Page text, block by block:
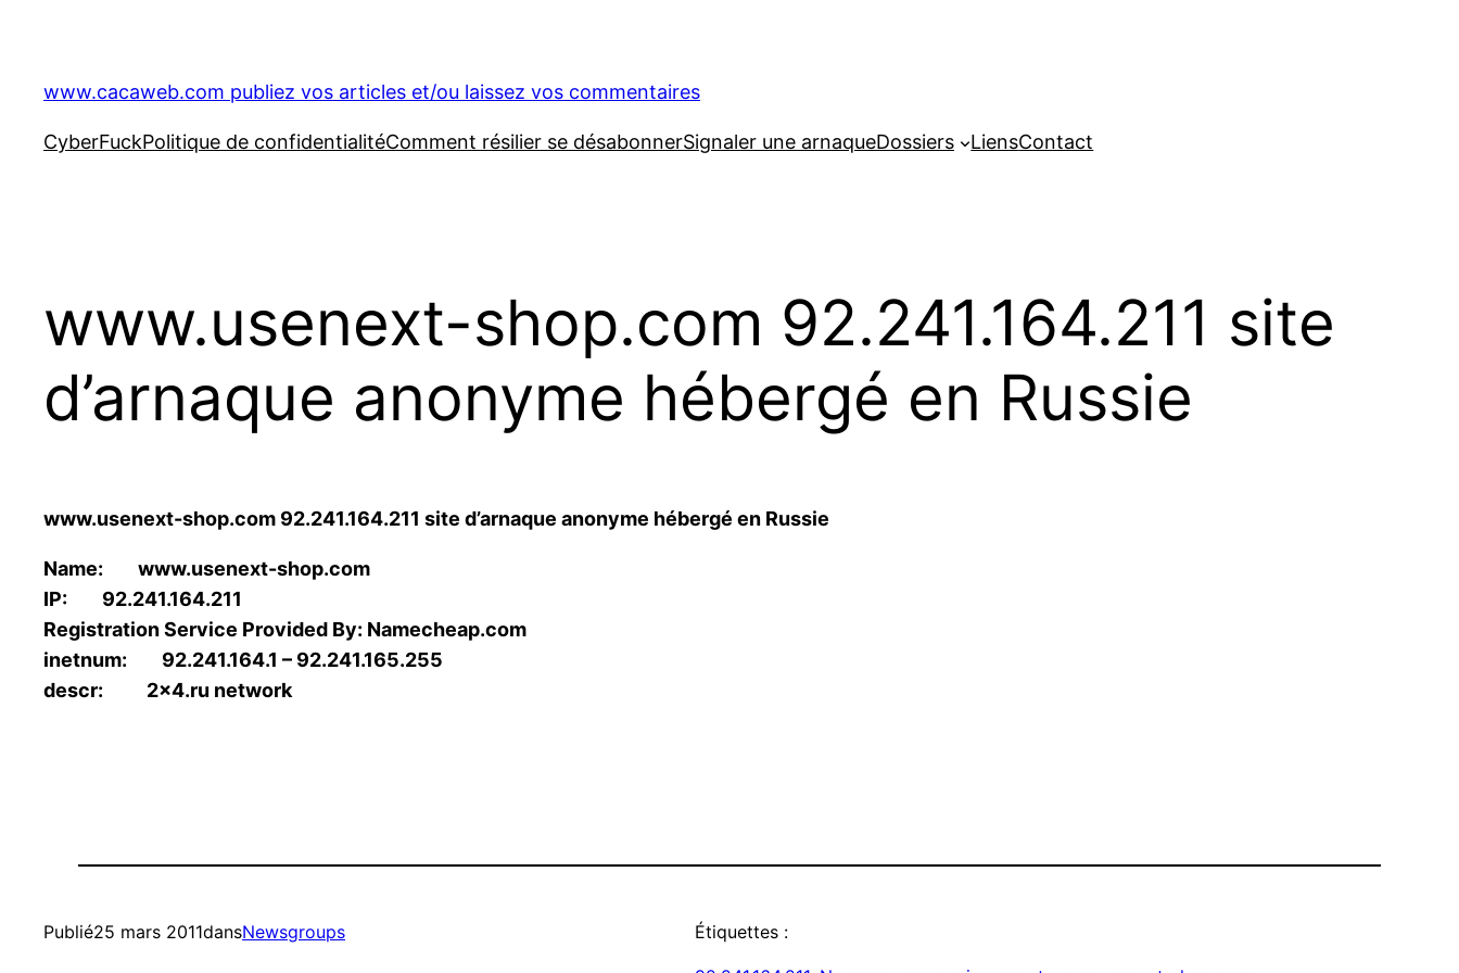
contenu
www.cacaweb.com publiez vos articles et/ou laissez vos commentaires
CyberFuckPolitique de confidentialitéComment résilier se désabonnerSignaler une arnaqueDossiers LiensContact
www.usenext-shop.com 92.241.164.211 site
d’arnaque anonyme hébergé en Russie
www.usenext-shop.com 92.241.164.211 site d’arnaque anonyme hébergé en Russie
Name: www.usenext-shop.com
IP: 92.241.164.211
Registration Service Provided By: Namecheap.com
inetnum: 92.241.164.1 – 92.241.165.255
descr: 2×4.ru network
Publié25 mars 2011dansNewsgroups Étiquettes :